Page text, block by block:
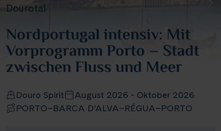
Reiseziele & Flüsse
Reisearten
Dourotal
Nordportugal intensiv: Mit
Vorprogramm Porto – Stadt
zwischen Fluss und Meer
Douro Spirit
August 2026 - Oktober 2026
PORTO–BARCA D’ALVA–RÉGUA–PORTO